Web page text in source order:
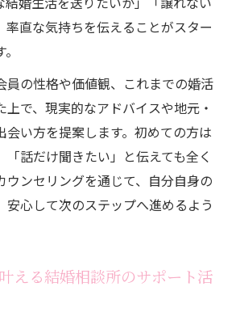
率直な気持ちを伝えることがスター
員の性格や価値観、これまでの婚活
で、現実的なアドバイスや地元・
会い方を提案します。初めての方は
「話だけ聞きたい」と伝えても全く
ウンセリングを通じて、自分自身の
安心して次のステップへ進めるよう
える結婚相談所のサポート活